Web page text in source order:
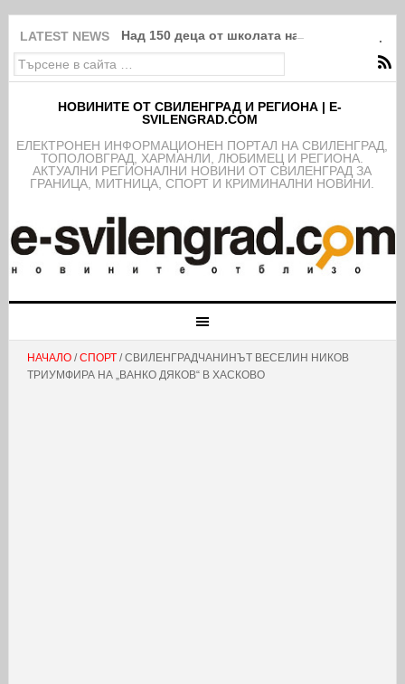
LATEST NEWS Над 150 деца от школата на ФК
НОВИНИТЕ ОТ СВИЛЕНГРАД И РЕГИОНА | E-
SVILENGRAD.COM
EЛЕКТРОНЕН ИНФОРМАЦИОНЕН ПОРТАЛ НА СВИЛЕНГРАД,
ТОПОЛОВГРАД, ХАРМАНЛИ, ЛЮБИМЕЦ И РЕГИОНА.
АКТУАЛНИ РЕГИОНАЛНИ НОВИНИ ОТ СВИЛЕНГРАД ЗА
ГРАНИЦА, МИТНИЦА, СПОРТ И КРИМИНАЛНИ НОВИНИ.
НАЧАЛО/СПОРТ/ СВИЛЕНГРАДЧАНИНЪТ ВЕСЕЛИН НИКОВ
ТРИУМФИРА НА „ВАНКО ДЯКОВ“ В ХАСКОВО